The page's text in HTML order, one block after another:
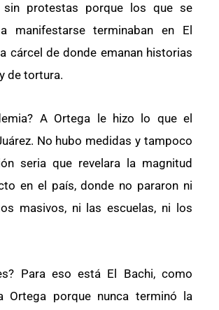
sin protestas porque los que se
manifestarse terminaban en El
cárcel de donde emanan historias
de tortura.
A Ortega le hizo lo que el
No hubo medidas y tampoco
seria que revelara la magnitud
en el país, donde no pararon ni
masivos, ni las escuelas, ni los
Para eso está El Bachi, como
Ortega porque nunca terminó la